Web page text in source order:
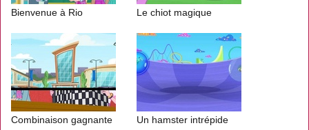
Bienvenue à Rio Le chiot magique
Combinaison gagnante Un hamster intrépide